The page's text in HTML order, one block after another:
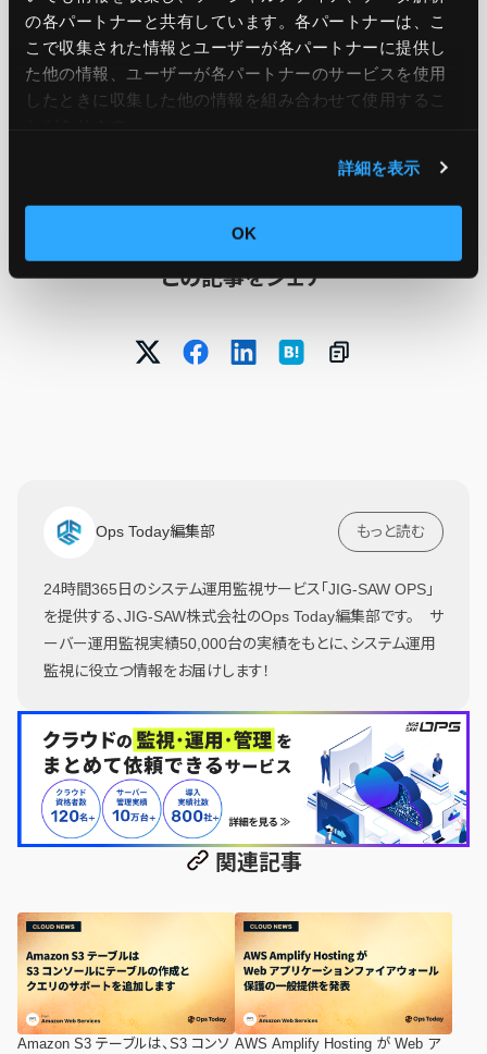
の各パートナーと共有しています。各パートナーは、こ
こで収集された情報とユーザーが各パートナーに提供し
た他の情報、ユーザーが各パートナーのサービスを使用
したときに収集した他の情報を組み合わせて使用​​するこ
詳細を表示
OK
page, documentation
and available
regionshere.
この記事をシェア
Ops Today編集部 もっと読む
24時間365日のシステム運用監視サービス「JIG-SAW OPS」
を提供する、JIG-SAW株式会社のOps Today編集部です。 サ
ーバー運用監視実績50,000台の実績をもとに、システム運用
監視に役立つ情報をお届けします！
関連記事
Amazon S3 テーブルは、S3 コンソ AWS Amplify Hosting が Web ア